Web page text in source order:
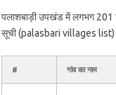
पलाशबाड़ी उपखंड में लगभग 201
सूची (palasbari villages
# गांव का नाम